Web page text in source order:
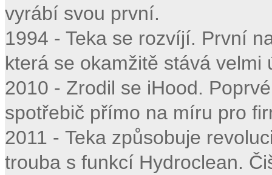
vyrábí svou první.
1994 - Teka se rozvíjí. První
která se okamžitě stává velmi
2010 - Zrodil se iHood.
spotřebič přímo na míru pro
2011 - Teka způsobuje
trouba s funkcí Hydroclean.